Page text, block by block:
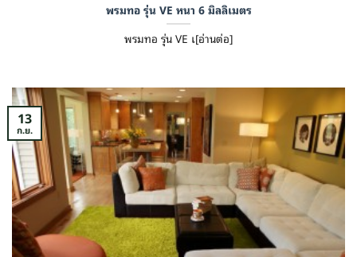
พรมทอ รุ่น VE หนา 6 มิลลิเมตร
พรมทอ รุ่น VE เ[อ่านต่อ]
13
ก.ย.